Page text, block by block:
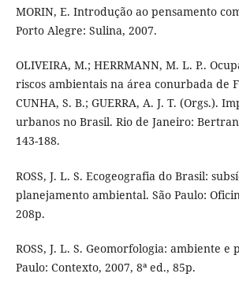
MORIN, E. Introdução ao pensamento
Porto Alegre: Sulina, 2007.
OLIVEIRA, M.; HERRMANN, M. L. P..
riscos ambientais na área conurbada de
CUNHA, S. B.; GUERRA, A. J. T. (Orgs.).
urbanos no Brasil. Rio de Janeiro:
143-188.
ROSS, J. L. S. Ecogeografia do Brasil:
planejamento ambiental. São Paulo:
208p.
ROSS, J. L. S. Geomorfologia: ambiente e
Paulo: Contexto, 2007, 8ª ed., 85p.